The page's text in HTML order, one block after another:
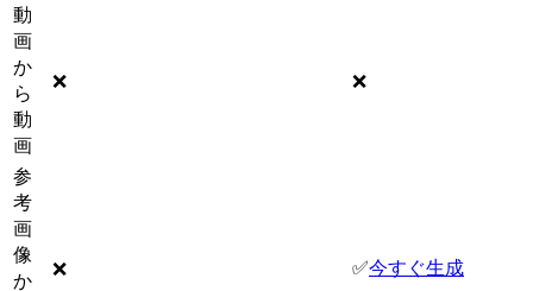
動
画
か
ら
動
画
❌ ❌
参
考
画
像
か
❌ ✅今すぐ生成